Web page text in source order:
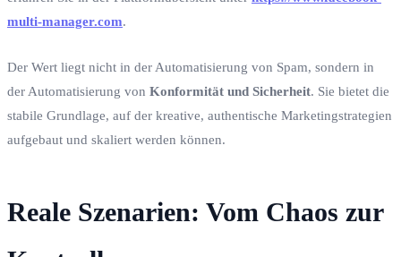
multi-manager.com.
Der Wert liegt nicht in der Automatisierung von Spam, sondern in
der Automatisierung von Konformität und Sicherheit. Sie bietet die
stabile Grundlage, auf der kreative, authentische Marketingstrategien
aufgebaut und skaliert werden können.
Reale Szenarien: Vom Chaos zur